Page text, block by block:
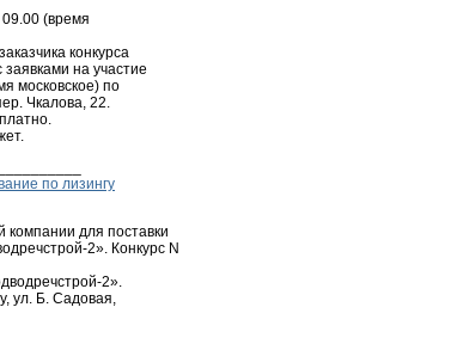
(время
конкурса
на участие
московское) по
Чкалова, 22.
по лизингу
компании для поставки
2». Конкурс N
2».
ул. Б. Садовая,